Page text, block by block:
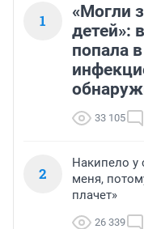
1
«Могли
детей»:
попала
33 105
2
Накипело у
меня,
плачет»
26 339